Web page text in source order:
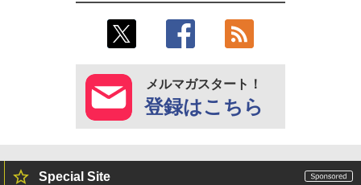
メルマガスタート！
登録はこちら
Special Site